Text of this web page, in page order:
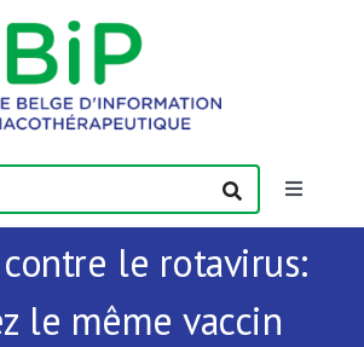
Toggle
contre le rotavirus:
le même vaccin